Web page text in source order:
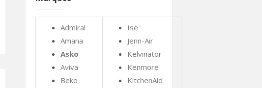
Admiral
Amana
Asko
Aviva
Beko
Ise
Jenn-Air
Kelvinator
Kenmore
KitchenAid